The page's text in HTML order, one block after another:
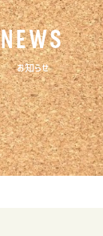
NEWS
お知らせ